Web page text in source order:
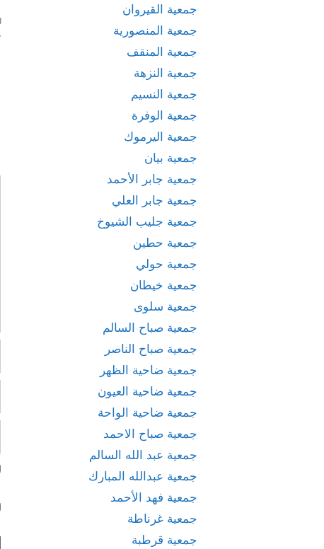
جمعية القيروان
جمعية المنصورية
جمعية المنقف
جمعية النزهة
جمعية النسيم
جمعية الوفرة
جمعية اليرموك
جمعية بيان
جمعية جابر الأحمد
جمعية جابر العلي
جمعية جليب الشيوخ
جمعية حطين
جمعية حولي
جمعية خيطان
جمعية سلوى
جمعية صباح السالم
جمعية صباح الناصر
جمعية ضاحية الظهر
جمعية ضاحية العيون
جمعية ضاحية الواحة
جمعية صباح الاحمد
جمعية عبد الله السالم
جمعية عبدالله المبارك
جمعية فهد الأحمد
جمعية غرناطة
جمعية قرطبة